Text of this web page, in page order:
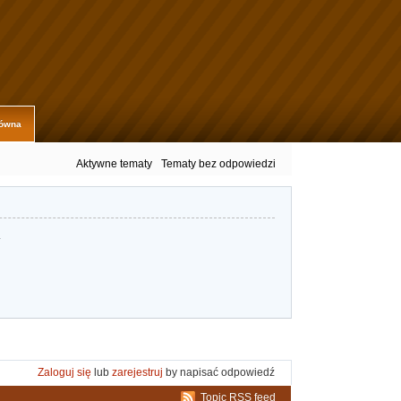
Aktywne tematy Tematy bez odpowiedzi
Zaloguj się lub zarejestruj by napisać odpowiedź
Topic RSS feed